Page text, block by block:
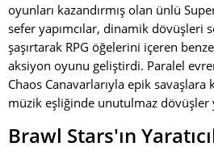
oyunları kazandırmış olan ünlü
sefer yapımcılar, dinamik dövüşleri
şaşırtarak RPG öğelerini içeren
aksiyon oyunu geliştirdi. Paralel
Chaos Canavarlarıyla epik savaşlara
müzik eşliğinde unutulmaz dövüşler
Brawl Stars'ın